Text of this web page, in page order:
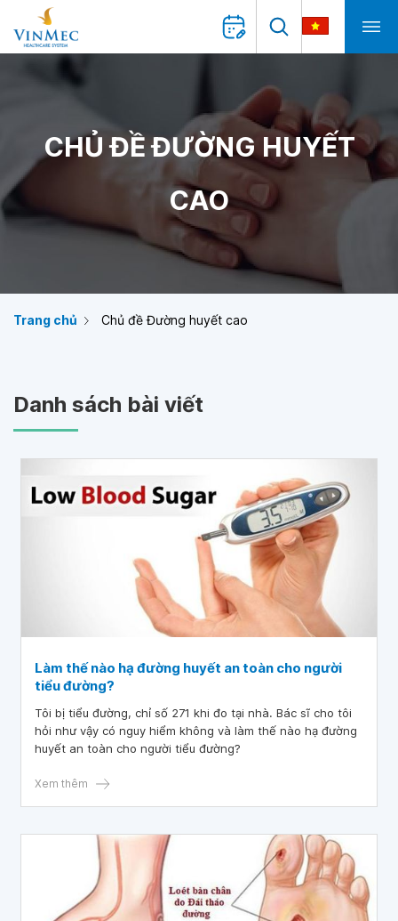
CHỦ ĐỀ ĐƯỜNG HUYẾT
CAO
Trang chủ Chủ đề Đường huyết cao
Danh sách bài viết
Làm thế nào hạ đường huyết an toàn cho người
tiểu đường?
Tôi bị tiểu đường, chỉ số 271 khi đo tại nhà. Bác sĩ cho tôi
hỏi như vậy có nguy hiểm không và làm thế nào hạ đường
huyết an toàn cho người tiểu đường?
Xem thêm